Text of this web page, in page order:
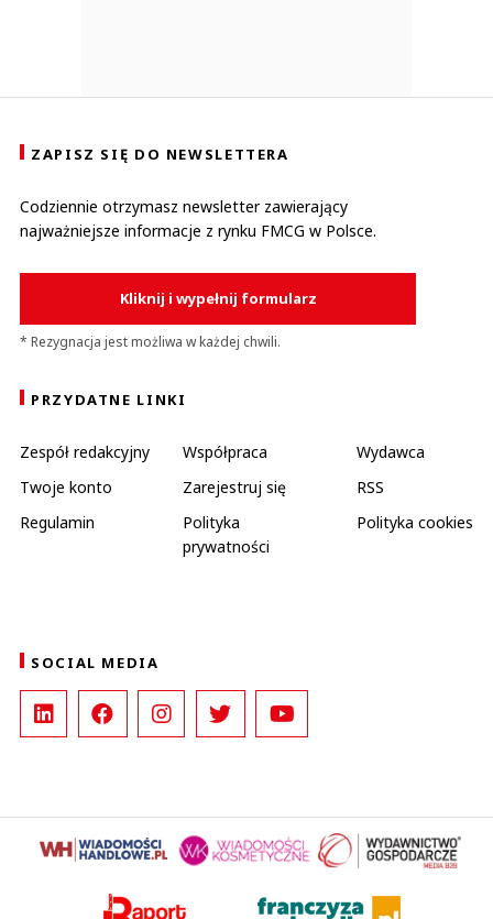
ZAPISZ SIĘ DO NEWSLETTERA
Codziennie otrzymasz newsletter zawierający
najważniejsze informacje z rynku FMCG w Polsce.
Kliknij i wypełnij formularz
* Rezygnacja jest możliwa w każdej chwili.
PRZYDATNE LINKI
Zespół redakcyjny Współpraca
Wydawca
Twoje konto
Zarejestruj się
RSS
Regulamin
Polityka
prywatności
Polityka cookies
SOCIAL MEDIA